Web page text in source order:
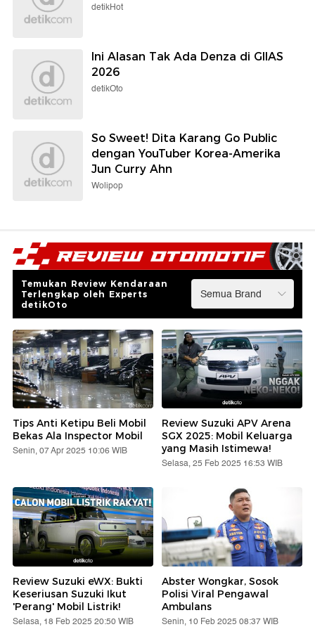
detikHot
Ini Alasan Tak Ada Denza di GIIAS
2026
detikOto
So Sweet! Dita Karang Go Public
dengan YouTuber Korea-Amerika
Jun Curry Ahn
Wolipop
Temukan Review Kendaraan
Terlengkap oleh Experts
detikOto
Tips Anti Ketipu Beli Mobil
Bekas Ala Inspector Mobil
Senin, 07 Apr 2025 10:06 WIB
Review Suzuki APV Arena
SGX 2025: Mobil Keluarga
yang Masih Istimewa!
Selasa, 25 Feb 2025 16:53 WIB
Review Suzuki eWX: Bukti
Keseriusan Suzuki Ikut
'Perang' Mobil Listrik!
Selasa, 18 Feb 2025 20:50 WIB
Abster Wongkar, Sosok
Polisi Viral Pengawal
Ambulans
Senin, 10 Feb 2025 08:37 WIB